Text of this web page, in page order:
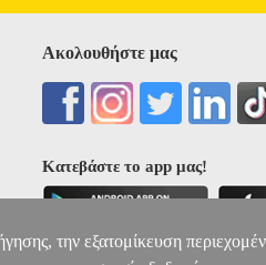
Ακολουθήστε μας
Κατεβάστε το app μας!
την εξατομίκευση